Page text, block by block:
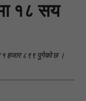
१८ सय
१ हजार ८९९ पुगेको छ ।